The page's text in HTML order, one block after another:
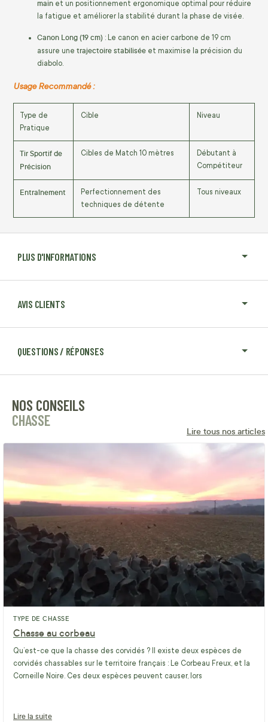
PLUS D'INFORMATIONS
AVIS CLIENTS
QUESTIONS / RÉPONSES
main et un positionnement ergonomique optimal pour réduire
la fatigue et améliorer la stabilité durant la phase de visée.
Canon Long (19 cm) : Le canon en acier carbone de 19 cm
assure une trajectoire stabilisée et maximise la précision du
diabolo.
Usage Recommandé :
Type de
Pratique
Cible Niveau
Tir Sportif de
Précision
Cibles de Match 10 mètres
Débutant à
Compétiteur
Entraînement
Perfectionnement des
techniques de détente
Tous niveaux
NOS CONSEILS
CHASSE
Lire tous nos articles
TYPE DE CHASSE
Chasse au corbeau
Qu’est-ce que la chasse des corvidés ? Il existe deux espèces de
corvidés chassables sur le territoire français : Le Corbeau Freux, et la
Corneille Noire. Ces deux espèces peuvent causer, lors
Lire la suite